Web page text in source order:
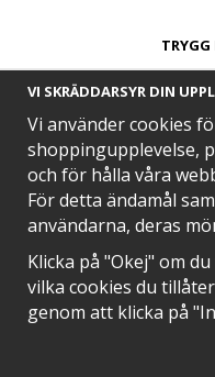
VI SKRÄDDARSYR DIN
Vi använder cookies
shoppingupplevelse,
och för hålla våra
För detta ändamål
användarna, deras
Klicka på "Okej" om
vilka cookies du
genom att klicka på